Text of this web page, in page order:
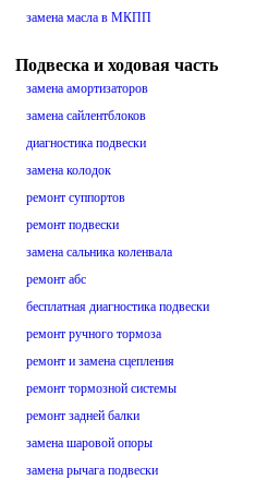
замена масла в МКПП
Подвеска и ходовая часть
замена амортизаторов
замена сайлентблоков
диагностика подвески
замена колодок
ремонт суппортов
ремонт подвески
замена сальника коленвала
ремонт абс
бесплатная диагностика подвески
ремонт ручного тормоза
ремонт и замена сцепления
ремонт тормозной системы
ремонт задней балки
замена шаровой опоры
замена рычага подвески